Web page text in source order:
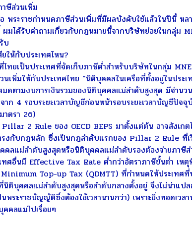
ษีส่วนเพิ่ม
ะราชกำหนดภาษีส่วนเพิ่มที่มีผลบังคับใช้แล้วในปีนี้ หล
ผมได้รับคำถามเกี่ยวกับกฎหมายนี้จากบริษัทย่อยในกลุ่ม
บ
ให้กับประเทศไหน?
ทยเป็นประเทศที่จัดเก็บภาษีต่ำสำหรับบริษัทในกลุ่ม
นเพิ่มให้กับประเทศไทย “นิติบุคคลในเครือที่ตั้งอยู่ในประ
ดตามงบการเงินรวมของนิติบุคคลแม่ลำดับสูงสุด มีจำนว
าก 4 รอบระยะเวลาบัญชีก่อนหน้ารอบระยะเวลาบัญชีปัจ
าตรา 26)
2 Rule ของ OECD BEPS มาตั้งแต่ต้น อาจสังเกตไ
ตรงกับกฎหลัก ซึ่งเป็นกฎลำดับแรกของ Pillar 2 Rule
ลแม่ลำดับสูงสุดหรือนิติบุคคลแม่ลำดับรองต้องจ่ายภาษี
ทศอื่นมี Effective Tax Rate ต่ำกว่าอัตราภาษีขั้นต่ำ เหตุ
Top-up Tax (QDMTT) ที่กำหนดให้ประเทศที่
นิติบุคคลแม่ลำดับสูงสุดหรือลำดับกลางตั้งอยู่ จึงไม่น่าแป
พระราชบัญญัติซึ่งต้องใช้เวลานานกว่า) เพราะยิ่งทอดเวล
คลแม่ไปเรื่อยๆ